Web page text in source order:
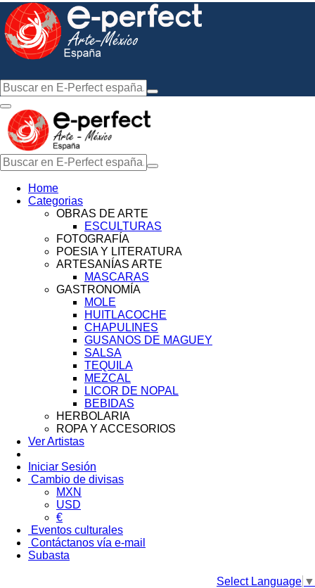
Home
Categorias
OBRAS DE ARTE
ESCULTURAS
FOTOGRAFÍA
POESIA Y LITERATURA
ARTESANÍAS ARTE
MASCARAS
GASTRONOMÍA
MOLE
HUITLACOCHE
CHAPULINES
GUSANOS DE MAGUEY
SALSA
TEQUILA
MEZCAL
LICOR DE NOPAL
BEBIDAS
HERBOLARIA
ROPA Y ACCESORIOS
Ver Artistas
Iniciar Sesión
Cambio de divisas
MXN
USD
€
Eventos culturales
Contáctanos vía e-mail
Subasta
Select Language ▼